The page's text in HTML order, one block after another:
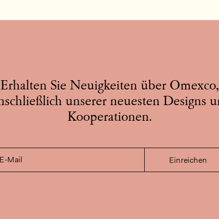
Erhalten Sie Neuigkeiten über Omexco,
unserer neuesten Designs
Kooperationen.
E-Mail Einreichen